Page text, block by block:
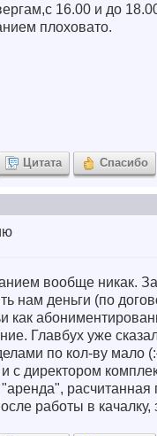
16.00 и до
плоховато.
Цитата Спасибо
вообще никак.
нам деньги (по
как
Главбух уже
по кол-ву мало
с директором
"аренда",
работы в качалку,